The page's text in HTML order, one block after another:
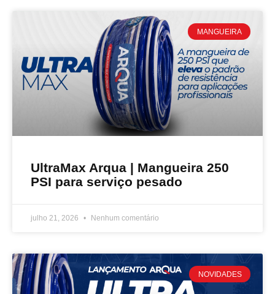
MANGUEIRA
UltraMax Arqua | Mangueira 250
PSI para serviço pesado
julho 21, 2026 Nenhum comentário
NOVIDADES